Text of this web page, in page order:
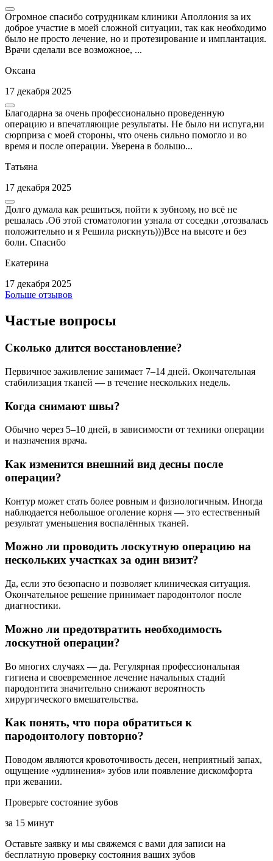
Огромное спасибо сотрудникам клиники Аполлония за их
доброе участие в моей сложной ситуации, так как необходимо
было не просто лечение, но и протезирование и имплантация.
Врачи сделали все возможное, ...
Оксана
17 декабря 2025
Благодарна за очень профессионально проведенную
операцию и впечатляющие результаты. Не было ни испуга,ни
сюрприза с моей стороны, что очень сильно помогло и во
время и после операции. Уверена в большо...
Татьяна
17 декабря 2025
Долго думала как решиться, пойти к зубному, но всё не
решалась .Об этой стоматологии узнала от соседки ,отозвалась
положительно и я Решила рискнуть)))Все на высоте и без
боли. Спасибо
Екатерина
17 декабря 2025
Больше отзывов
Частые вопросы
Сколько длится восстановление?
Первичное заживление занимает 7–14 дней. Окончательная
стабилизация тканей — в течение нескольких недель.
Когда снимают швы?
Обычно через 5–10 дней, в зависимости от техники операции
и назначения врача.
Как изменится внешний вид десны после
операции?
Контур может стать более ровным и физиологичным. Иногда
наблюдается небольшое оголение корня — это естественный
результат уменьшения воспалённых тканей.
Можно ли проводить лоскутную операцию на
нескольких участках за один визит?
Да, если это безопасно и позволяет клиническая ситуация.
Окончательное решение принимает пародонтолог после
диагностики.
Можно ли предотвратить необходимость
лоскутной операции?
Во многих случаях — да. Регулярная профессиональная
гигиена и своевременное лечение начальных стадий
пародонтита значительно снижают вероятность
хирургического вмешательства.
Как понять, что пора обратиться к
пародонтологу повторно?
Поводом являются кровоточивость десен, неприятный запах,
ощущение «удлинения» зубов или появление дискомфорта
при жевании.
Проверьте состояние зубов
за 15 минут
Оставьте заявку и мы свяжемся с вами для записи на
бесплатную проверку состояния ваших зубов